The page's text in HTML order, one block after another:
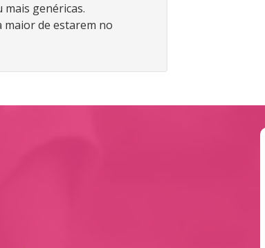
genéricas.
maior de estarem no